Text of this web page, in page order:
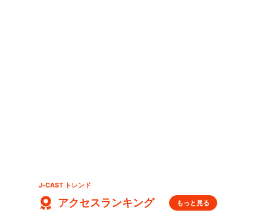
J-CAST トレンド
アクセスランキング もっと見る